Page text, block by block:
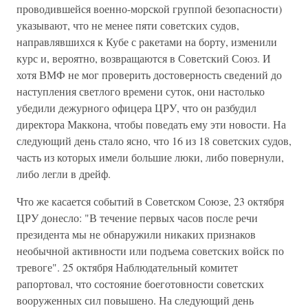
проводившейся военно-морской группой безопасности)
указывают, что не менее пяти советских судов,
направлявшихся к Кубе с ракетами на борту, изменили
курс и, вероятно, возвращаются в Советский Союз. И
хотя ВМФ не мог проверить достоверность сведений до
наступления светлого времени суток, они настолько
убедили дежурного офицера ЦРУ, что он разбудил
директора Маккона, чтобы поведать ему эти новости. На
следующий день стало ясно, что 16 из 18 советских судов,
часть из которых имели большие люки, либо повернули,
либо легли в дрейф.
Что же касается событий в Советском Союзе, 23 октября
ЦРУ донесло: "В течение первых часов после речи
президента мы не обнаружили никаких признаков
необычной активности или подъема советских войск по
тревоге". 25 октября Наблюдательный комитет
рапортовал, что состояние боеготовности советских
вооруженных сил повышено. На следующий день